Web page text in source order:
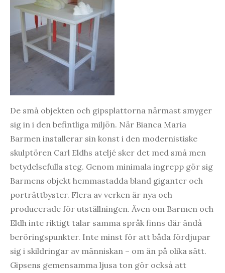
De små objekten och gipsplattorna närmast smyger
sig in i den befintliga miljön. När Bianca Maria
Barmen installerar sin konst i den modernistiske
skulptören Carl Eldhs ateljé sker det med små men
betydelsefulla steg. Genom minimala ingrepp gör sig
Barmens objekt hemmastadda bland giganter och
porträttbyster. Flera av verken är nya och
producerade för utställningen. Även om Barmen och
Eldh inte riktigt talar samma språk finns där ändå
beröringspunkter. Inte minst för att båda fördjupar
sig i skildringar av människan – om än på olika sätt.
Gipsens gemensamma ljusa ton gör också att